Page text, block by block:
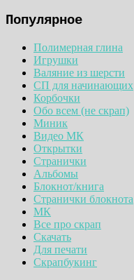
Популярное
Полимерная глина
Игрушки
Валяние из шерсти
СП для начинающих
Корбочки
Обо всем (не скрап)
Миник
Видео МК
Открытки
Странички
Альбомы
Блокнот/книга
Странички блокнота
МК
Все про скрап
Скачать
Для печати
Скрапбукинг